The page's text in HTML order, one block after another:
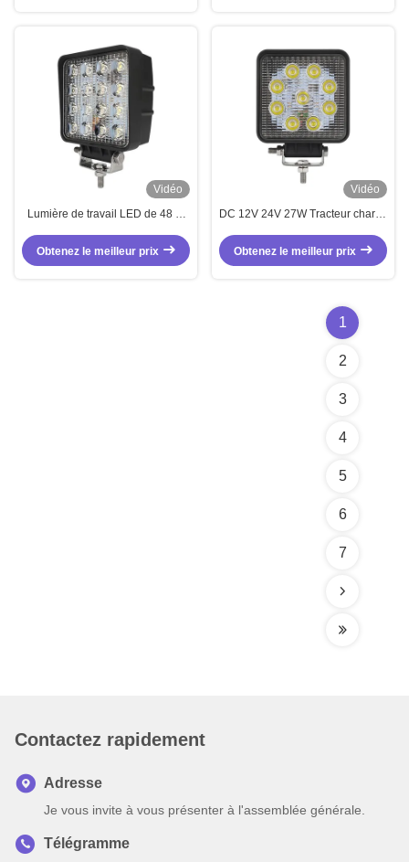
Vidéo
Lumière de travail LED de 48 W
Obtenez le meilleur prix
Vidéo
DC 12V 24V 27W Tracteur chariot
travail LED phare LED
Obtenez le meilleur prix
1
2
3
4
5
6
7
Contactez rapidement
Adresse
Je vous invite à vous présenter à l'assemblée générale.
Télégramme